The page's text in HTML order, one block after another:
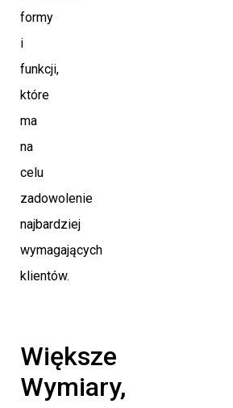
formy
i
funkcji,
które
ma
na
celu
zadowolenie
najbardziej
wymagających
klientów.
Większe
Wymiary,